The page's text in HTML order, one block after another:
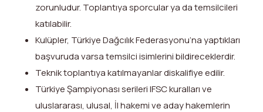
zorunludur. Toplantıya sporcular ya da temsilcileri
katılabilir.
Kulüpler, Türkiye Dağcılık Federasyonu’na yaptıkları
başvuruda varsa temsilci isimlerini bildireceklerdir.
Teknik toplantıya katılmayanlar diskalifiye edilir.
Türkiye Şampiyonası serileri IFSC kuralları ve
uluslararası, ulusal, İl hakemi ve aday hakemlerin